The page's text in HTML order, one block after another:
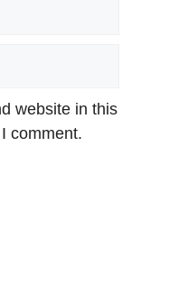
website in this
comment.